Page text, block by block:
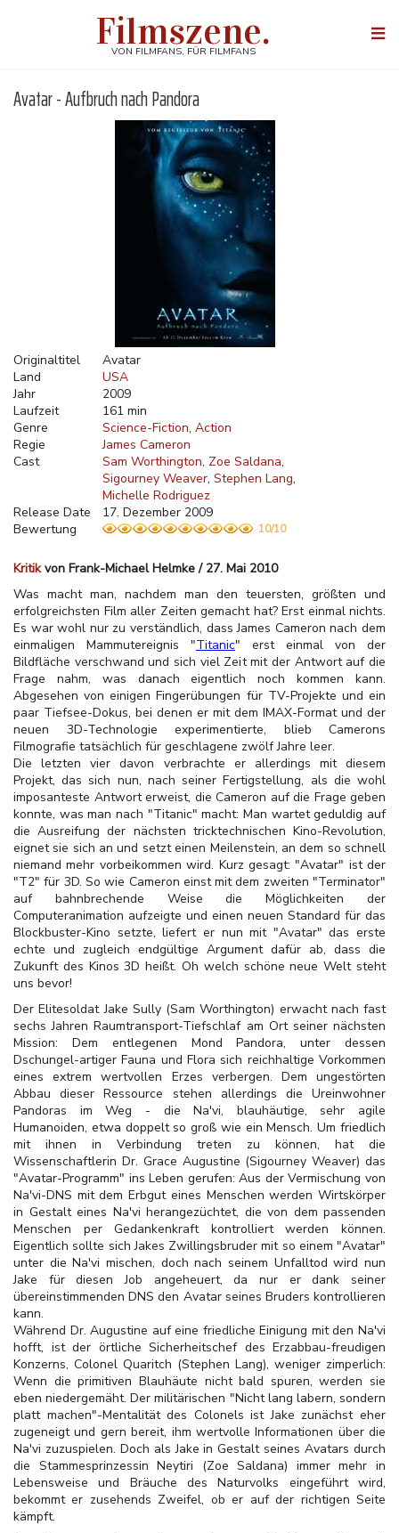
Filmszene.
VON FILMFANS, FÜR FILMFANS
Avatar - Aufbruch nach Pandora
Originaltitel
Avatar
Land
USA
Jahr
2009
Laufzeit
161 min
Genre
Science-Fiction Action
Regie
James Cameron
Cast
Sam Worthington Zoe Saldana
Sigourney Weaver Stephen Lang
Michelle Rodriguez
Release Date
17. Dezember 2009
Bewertung
10/10
Kritikvon Frank-Michael Helmke / 27. Mai 2010
Was macht man, nachdem man den teuersten, größten und
erfolgreichsten Film aller Zeiten gemacht hat? Erst einmal nichts.
Es war wohl nur zu verständlich, dass James Cameron nach dem
einmaligen Mammutereignis "Titanic" erst einmal von der
Bildfläche verschwand und sich viel Zeit mit der Antwort auf die
Frage nahm, was danach eigentlich noch kommen kann.
Abgesehen von einigen Fingerübungen für TV-Projekte und ein
paar Tiefsee-Dokus, bei denen er mit dem IMAX-Format und der
neuen 3D-Technologie experimentierte, blieb Camerons
Filmografie tatsächlich für geschlagene zwölf Jahre leer.
Die letzten vier davon verbrachte er allerdings mit diesem
Projekt, das sich nun, nach seiner Fertigstellung, als die wohl
imposanteste Antwort erweist, die Cameron auf die Frage geben
konnte, was man nach "Titanic" macht: Man wartet geduldig auf
die Ausreifung der nächsten tricktechnischen Kino-Revolution,
eignet sie sich an und setzt einen Meilenstein, an dem so schnell
niemand mehr vorbeikommen wird. Kurz gesagt: "Avatar" ist der
"T2" für 3D. So wie Cameron einst mit dem zweiten "Terminator"
auf bahnbrechende Weise die Möglichkeiten der
Computeranimation aufzeigte und einen neuen Standard für das
Blockbuster-Kino setzte, liefert er nun mit "Avatar" das erste
echte und zugleich endgültige Argument dafür ab, dass die
Zukunft des Kinos 3D heißt. Oh welch schöne neue Welt steht
uns bevor!
Der Elitesoldat Jake Sully (Sam Worthington) erwacht nach fast
sechs Jahren Raumtransport-Tiefschlaf am Ort seiner nächsten
Mission: Dem entlegenen Mond Pandora, unter dessen
Dschungel-artiger Fauna und Flora sich reichhaltige Vorkommen
eines extrem wertvollen Erzes verbergen. Dem ungestörten
Abbau dieser Ressource stehen allerdings die Ureinwohner
Pandoras im Weg - die Na'vi, blauhäutige, sehr agile
Humanoiden, etwa doppelt so groß wie ein Mensch. Um friedlich
mit ihnen in Verbindung treten zu können, hat die
Wissenschaftlerin Dr. Grace Augustine (Sigourney Weaver) das
"Avatar-Programm" ins Leben gerufen: Aus der Vermischung von
Na'vi-DNS mit dem Erbgut eines Menschen werden Wirtskörper
in Gestalt eines Na'vi herangezüchtet, die von dem passenden
Menschen per Gedankenkraft kontrolliert werden können.
Eigentlich sollte sich Jakes Zwillingsbruder mit so einem "Avatar"
unter die Na'vi mischen, doch nach seinem Unfalltod wird nun
Jake für diesen Job angeheuert, da nur er dank seiner
übereinstimmenden DNS den Avatar seines Bruders kontrollieren
kann.
Während Dr. Augustine auf eine friedliche Einigung mit den Na'vi
hofft, ist der örtliche Sicherheitschef des Erzabbau-freudigen
Konzerns, Colonel Quaritch (Stephen Lang), weniger zimperlich:
Wenn die primitiven Blauhäute nicht bald spuren, werden sie
eben niedergemäht. Der militärischen "Nicht lang labern, sondern
platt machen"-Mentalität des Colonels ist Jake zunächst eher
zugeneigt und gern bereit, ihm wertvolle Informationen über die
Na'vi zuzuspielen. Doch als Jake in Gestalt seines Avatars durch
die Stammesprinzessin Neytiri (Zoe Saldana) immer mehr in
Lebensweise und Bräuche des Naturvolks eingeführt wird,
bekommt er zusehends Zweifel, ob er auf der richtigen Seite
kämpft.